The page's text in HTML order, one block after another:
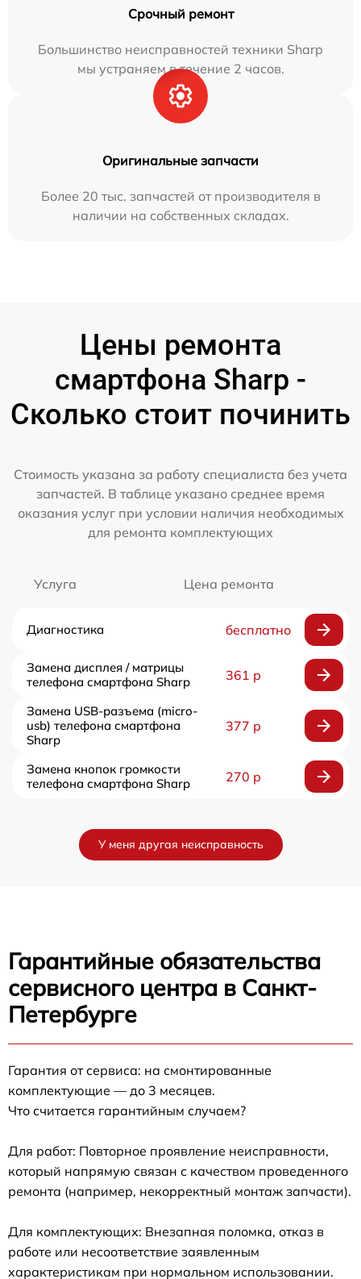
Срочный ремонт
Большинство неисправностей техники Sharp
мы устраняем в течение 2 часов.
Оригинальные запчасти
Более 20 тыс. запчастей от производителя в
наличии на собственных складах.
Цены ремонта
смартфона Sharp -
Сколько стоит починить
Стоимость указана за работу специалиста без учета
запчастей. В таблице указано среднее время
оказания услуг при условии наличия необходимых
для ремонта комплектующих
Услуга Цена ремонта
Диагностика бесплатно
Замена дисплея / матрицы
телефона смартфона Sharp
361 р
Замена USB-разъема (micro-
usb) телефона смартфона
Sharp
377 р
Замена кнопок громкости
телефона смартфона Sharp
270 р
У меня другая неисправность
Гарантийные обязательства
сервисного центра в Санкт-
Петербурге
Гарантия от сервиса: на смонтированные
комплектующие — до 3 месяцев.
Что считается гарантийным случаем?
Для работ: Повторное проявление неисправности,
который напрямую связан с качеством проведенного
ремонта (например, некорректный монтаж запчасти).
Для комплектующих: Внезапная поломка, отказ в
работе или несоответствие заявленным
характеристикам при нормальном использовании.